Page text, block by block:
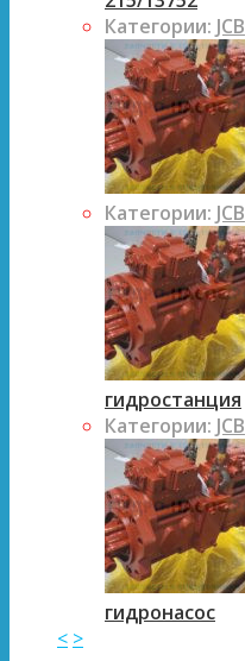
Категории: JCB
Категории: JCB
гидростанция
Категории: JCB
гидронасос
< >